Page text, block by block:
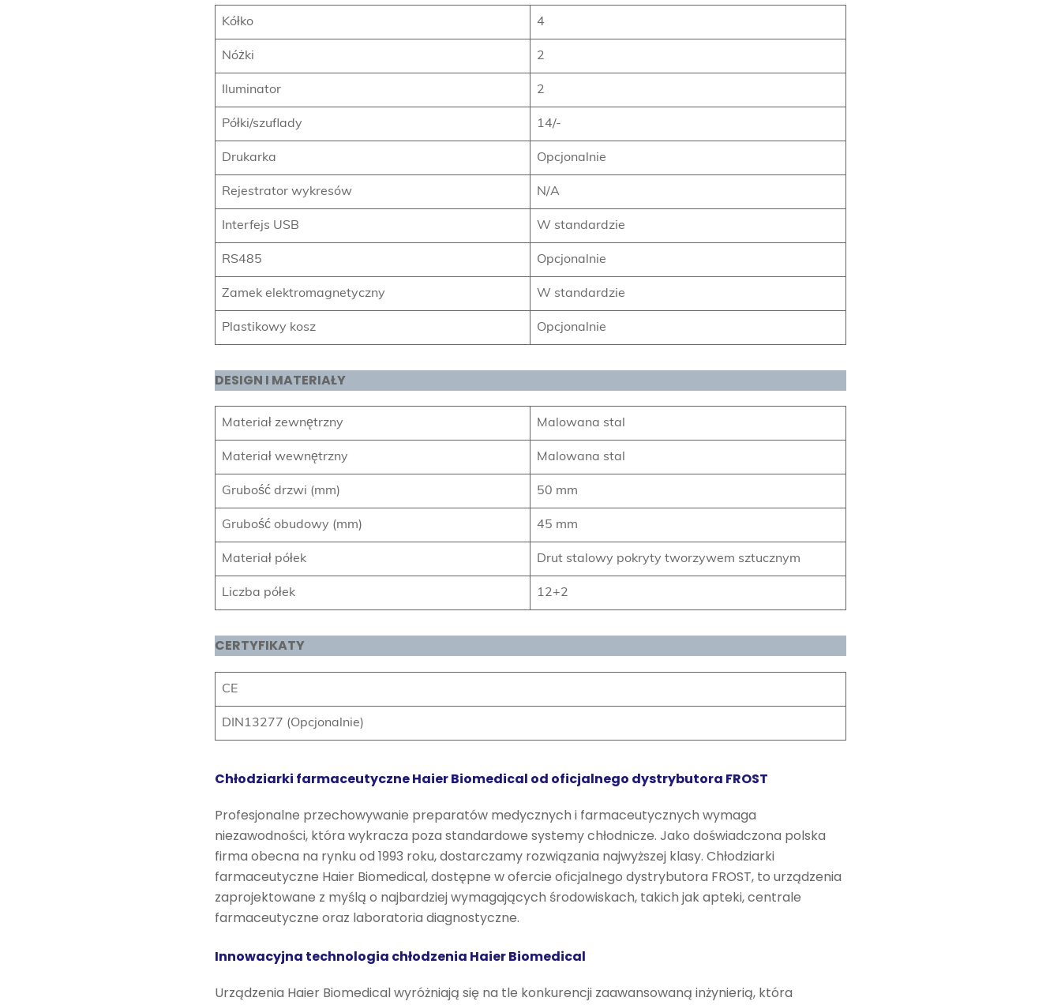
Kółko 4
Nóżki 2
Iluminator 2
Półki/szuflady 14/-
Drukarka Opcjonalnie
Rejestrator wykresów N/A
Interfejs USB W standardzie
RS485 Opcjonalnie
Zamek elektromagnetyczny W standardzie
Plastikowy kosz Opcjonalnie
DESIGN I MATERIAŁY
Materiał zewnętrzny Malowana stal
Materiał wewnętrzny Malowana stal
Grubość drzwi (mm) 50 mm
Grubość obudowy (mm) 45 mm
Materiał półek Drut stalowy pokryty tworzywem sztucznym
Liczba półek 12+2
CERTYFIKATY
CE
DIN13277 (Opcjonalnie)
Chłodziarki farmaceutyczne Haier Biomedical od oficjalnego dystrybutora FROST
Profesjonalne przechowywanie preparatów medycznych i farmaceutycznych wymaga
niezawodności, która wykracza poza standardowe systemy chłodnicze. Jako doświadczona polska
firma obecna na rynku od 1993 roku, dostarczamy rozwiązania najwyższej klasy. Chłodziarki
farmaceutyczne Haier Biomedical, dostępne w ofercie oficjalnego dystrybutora FROST, to urządzenia
zaprojektowane z myślą o najbardziej wymagających środowiskach, takich jak apteki, centrale
farmaceutyczne oraz laboratoria diagnostyczne.
Innowacyjna technologia chłodzenia Haier Biomedical
Urządzenia Haier Biomedical wyróżniają się na tle konkurencji zaawansowaną inżynierią, która